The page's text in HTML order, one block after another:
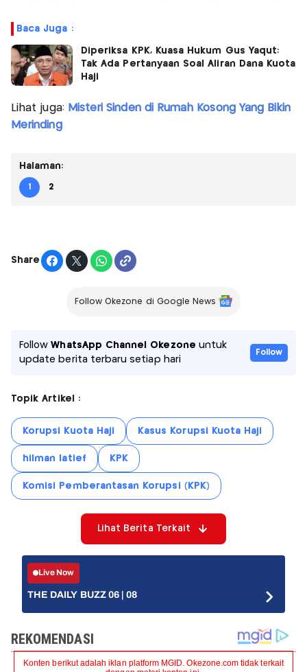
Baca Juga :
Diperiksa KPK, Kuasa Hukum Gus Yaqut:
Tak Ada Pertanyaan Soal Aliran Dana Kuota
Haji
Lihat juga: Misteri Sinden di Rumah Kosong Yang Bikin
Merinding
Halaman:
1 2
Share
Follow Okezone di Google News
FollowWhatsApp Channel Okezone untuk
update berita terbaru setiap hari
Follow
Topik Artikel :
Korupsi Kuota Haji Kasus Korupsi Kuota Haji
hilman latief KPK
Komisi Pemberantasan Korupsi (KPK)
Lihat Berita Terkait
Live Now
THE DAILY BUZZ 06 | 08